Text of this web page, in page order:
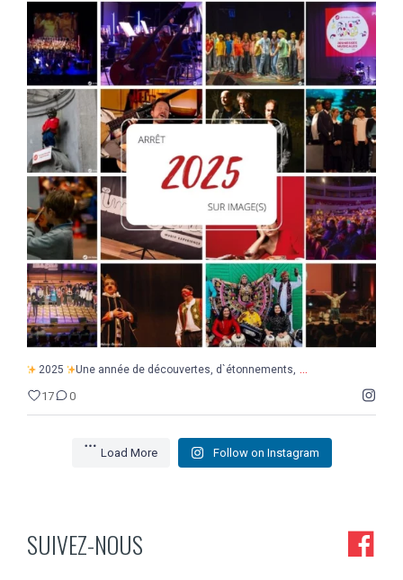
2025 Une année de découvertes, d`étonnements, ...
2025 Une année de découvertes, d`étonnements, ...
17 0
Load More Follow on Instagram
SUIVEZ-NOUS